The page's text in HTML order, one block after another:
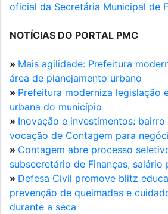
oficial da Secretária Municipal de
NOTÍCIAS DO PORTAL PMC
» Mais agilidade: Prefeitura
área de planejamento urbano
» Prefeitura moderniza legislação
urbana do município
» Inovação e investimentos:
vocação de Contagem para
» Contagem abre processo
subsecretário de Finanças; salário
» Defesa Civil promove blitz
prevenção de queimadas e
durante a seca